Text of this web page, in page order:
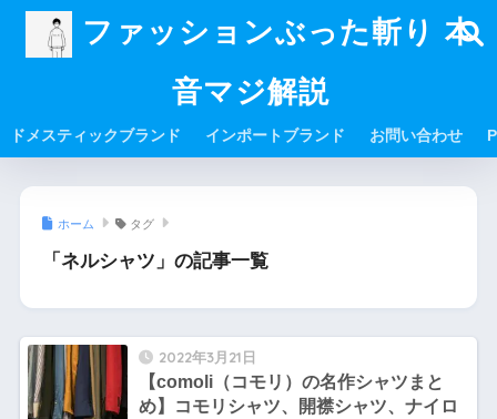
ファッションぶった斬り 本
音マジ解説
ドメスティックブランド インポートブランド お問い合わせ
ホーム タグ
「ネルシャツ」の記事一覧
2022年3月21日
【comoli（コモリ）の名作シャツまと
め】コモリシャツ、開襟シャツ、ナイロ